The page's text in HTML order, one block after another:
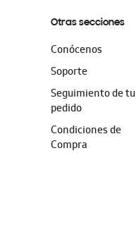
Otras secciones
Conócenos
Soporte
Seguimiento de tu
pedido
Condiciones de
Compra